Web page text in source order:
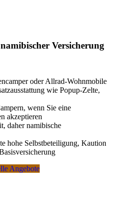
meist gut verfügbar.
unbekannt
europäischer Vollkasko ohne
für circa 65 Euro pro Tag
mit europäischer Vollkasko
- ganzjährig für circa 80 Euro pro
hier anfragen
Versicherung
oder Allrad-Wohnmobile
wie Popup-Zelte,
wenn Sie eine
akzeptieren
daher namibische
hohe Selbstbeteiligung, Kaution
Angebote